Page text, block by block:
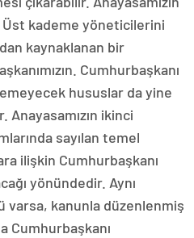
kademe yöneticilerini
kaynaklanan bir
Cumhurbaşkanı
hususlar da yine
Anayasamızın ikinci
sayılan temel
ilişkin Cumhurbaşkanı
yönündedir. Aynı
varsa, kanunla düzenlenmiş
Cumhurbaşkanı